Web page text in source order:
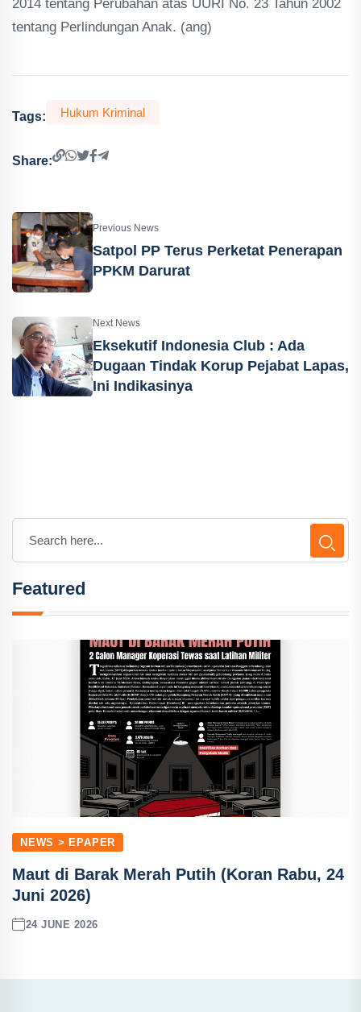
2014 tentang Perubahan atas UURI No. 23 Tahun 2002
tentang Perlindungan Anak. (ang)
Tags: Hukum Kriminal
Share:
Previous News
Satpol PP Terus Perketat Penerapan
PPKM Darurat
Next News
Eksekutif Indonesia Club : Ada
Dugaan Tindak Korup Pejabat Lapas,
Ini Indikasinya
Featured
NEWS > EPAPER
Maut di Barak Merah Putih (Koran Rabu, 24
Juni 2026)
24 JUNE 2026